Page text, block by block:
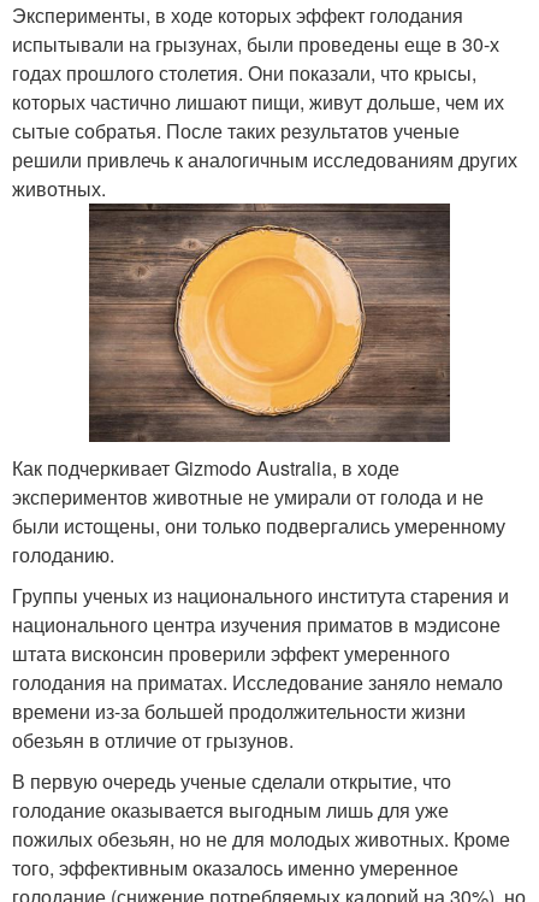
Эксперименты, в ходе которых эффект голодания
испытывали на грызунах, были проведены еще в 30-х
годах прошлого столетия. Они показали, что крысы,
которых частично лишают пищи, живут дольше, чем их
сытые собратья. После таких результатов ученые
решили привлечь к аналогичным исследованиям других
животных.
Как подчеркивает Gizmodo Australia, в ходе
экспериментов животные не умирали от голода и не
были истощены, они только подвергались умеренному
голоданию.
Группы ученых из национального института старения и
национального центра изучения приматов в мэдисоне
штата висконсин проверили эффект умеренного
голодания на приматах. Исследование заняло немало
времени из-за большей продолжительности жизни
обезьян в отличие от грызунов.
В первую очередь ученые сделали открытие, что
голодание оказывается выгодным лишь для уже
пожилых обезьян, но не для молодых животных. Кроме
того, эффективным оказалось именно умеренное